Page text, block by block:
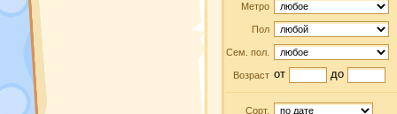
Метро
Пол
Сем. пол.
Возраст от до
Сорт.